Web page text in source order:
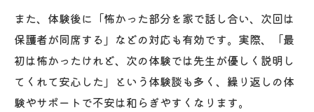
また、体験後に「怖かった部分を家で話し合い、次回は
保護者が同席する」などの対応も有効です。実際、「最
初は怖かったけれど、次の体験では先生が優しく説明し
てくれて安心した」という体験談も多く、繰り返しの体
験やサポートで不安は和らぎやすくなります。